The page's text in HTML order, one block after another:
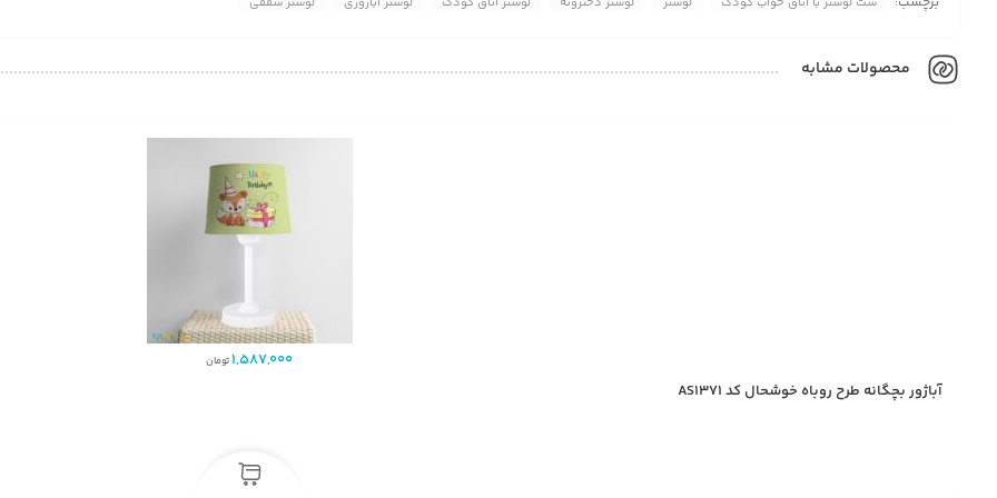
محصولات مشابه
1,587,000تومان
آباژور بچگانه طرح روباه خوشحال کد AS1371